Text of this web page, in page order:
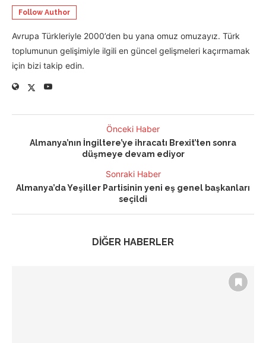
Follow Author
Avrupa Türkleriyle 2000’den bu yana omuz omuzayız. Türk
toplumunun gelişimiyle ilgili en güncel gelişmeleri kaçırmamak
için bizi takip edin.
Önceki Haber
Almanya’nın İngiltere’ye ihracatı Brexit’ten sonra
düşmeye devam ediyor
Sonraki Haber
Almanya’da Yeşiller Partisinin yeni eş genel başkanları
seçildi
DİĞER HABERLER